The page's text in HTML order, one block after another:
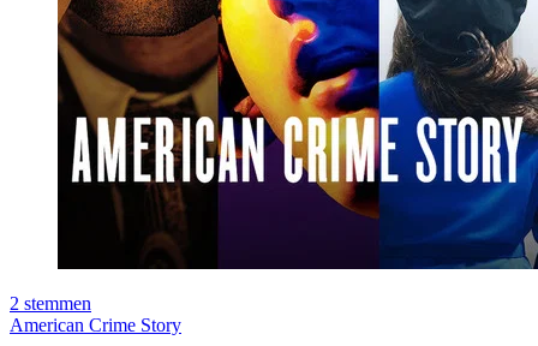
2 stemmen
American Crime Story